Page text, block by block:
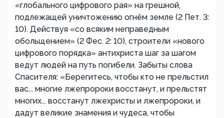
«глобального цифрового рая» на грешной,
подлежащей уничтожению огнём земле (2 Пет. 3:
10). Действуя «со всяким неправедным
обольщением» (2 Фес. 2: 10), строители «нового
цифрового порядка» антихриста шаг за шагом
ведут людей на путь погибели. Забыты слова
Спасителя: «Берегитесь, чтобы кто не прельстил
вас... многие лжепророки восстанут, и прельстят
многих... восстанут лжехристы и лжепророки, и
дадут великие знамения и чудеса, чтобы